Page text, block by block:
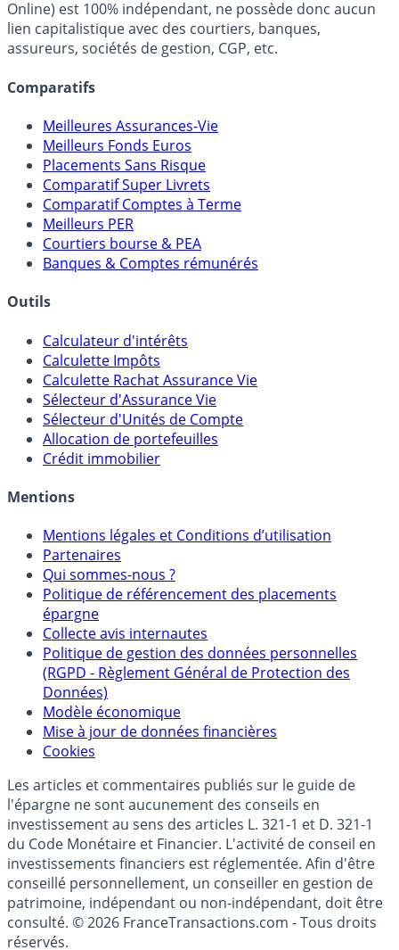
fiscalité et les opportunités de placement.
FranceTransactions.com (propriété de Mon Epargne
Online) est 100% indépendant, ne possède donc aucun
assureurs, sociétés de gestion, CGP, etc.
Comparatifs
Meilleures Assurances-Vie
Meilleurs Fonds Euros
Placements Sans Risque
Comparatif Super Livrets
Comparatif Comptes à Terme
Meilleurs PER
Banques & Comptes rémunérés
Outils
Calculateur d'intérêts
Calculette Impôts
Calculette Rachat Assurance Vie
Sélecteur d'Assurance Vie
Sélecteur d'Unités de Compte
Crédit immobilier
Mentions
Mentions légales et Conditions d’utilisation
Partenaires
Qui sommes-nous ?
Politique de référencement des placements
épargne
Collecte avis internautes
Politique de gestion des données personnelles
(RGPD - Règlement Général de Protection des
Données)
Modèle économique
Cookies
Les articles et commentaires publiés sur le guide de
l'épargne ne sont aucunement des conseils en
investissement au sens des articles L. 321-1 et D. 321-1
du Code Monétaire et Financier. L'activité de conseil en
investissements financiers est réglementée. Afin d'être
conseillé personnellement, un conseiller en gestion de
patrimoine, indépendant ou non-indépendant, doit être